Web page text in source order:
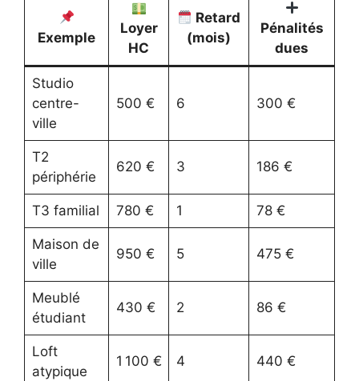
Exemple
Loyer
HC
Retard
(mois)
Pénalités
dues
Studio
centre-
ville
500 € 6 300 €
T2
périphérie
620 € 3 186 €
T3 familial 780 € 1 78 €
Maison de
ville
950 € 5 475 €
Meublé
étudiant
430 € 2 86 €
Loft
atypique
1 100 € 4 440 €